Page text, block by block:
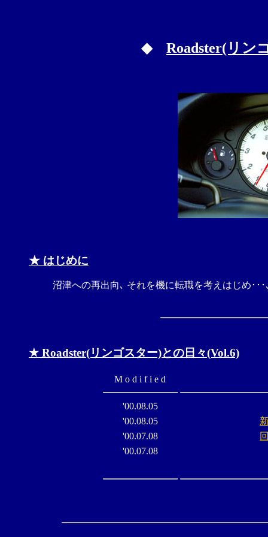
◆ Roadster(リン
★ はじめに
沼津への再出向､ それを機に転職を考えはじめ･･
★ Roadster(リンゴスター)との日々(Vol.6)
M o d i f i e d
'00.08.05
'00.08.05
'00.07.08
'00.07.08